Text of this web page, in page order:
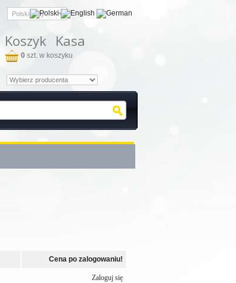
Koszyk Kasa
0 szt. w koszyku
Cena po zalogowaniu!
Zaloguj się